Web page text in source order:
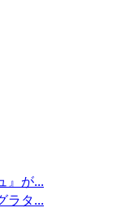
』が...
ラタ...